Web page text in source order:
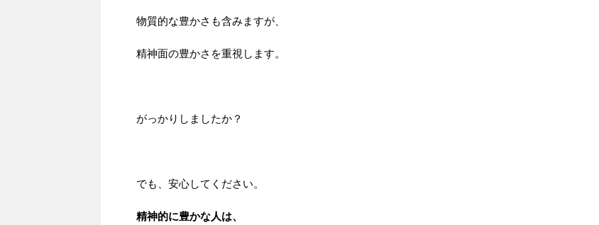
物質的な豊かさも含みますが、
精神面の豊かさを重視します。
がっかりしましたか？
でも、安心してください。
精神的に豊かな人は、